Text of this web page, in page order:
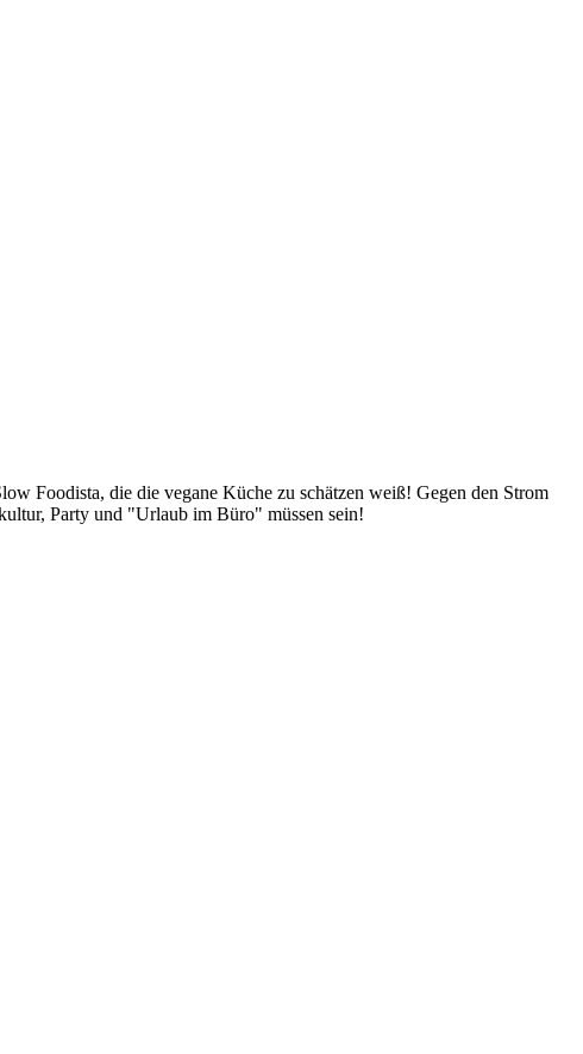
Foodista, die die vegane Küche zu schätzen weiß! Gegen den Strom
Party und "Urlaub im Büro" müssen sein!